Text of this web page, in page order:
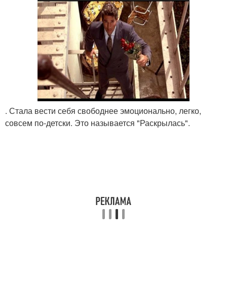
. Стала вести себя свободнее эмоционально, легко,
совсем по-детски. Это называется "Раскрылась".